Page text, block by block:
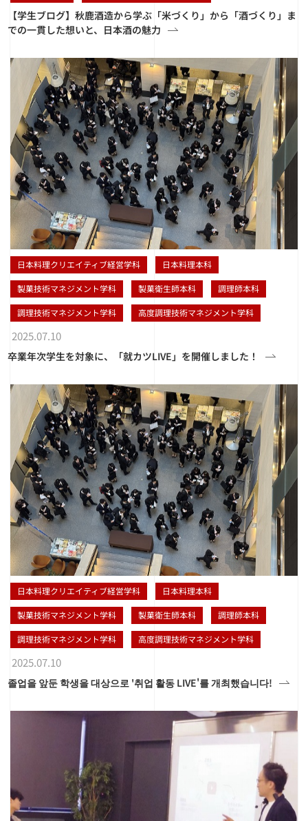
【学生ブログ】秋鹿酒造から学ぶ「米づくり」から「酒づくり」ま
での一貫した想いと、日本酒の魅力
日本料理クリエイティブ経営学科 日本料理本科
製菓技術マネジメント学科 製菓衛生師本科 調理師本科
調理技術マネジメント学科 高度調理技術マネジメント学科
2025.07.10
卒業年次学生を対象に、「就カツLIVE」を開催しました！
日本料理クリエイティブ経営学科 日本料理本科
製菓技術マネジメント学科 製菓衛生師本科 調理師本科
調理技術マネジメント学科 高度調理技術マネジメント学科
2025.07.10
졸업을 앞둔 학생을 대상으로 '취업 활동 LIVE'를 개최했습니다!